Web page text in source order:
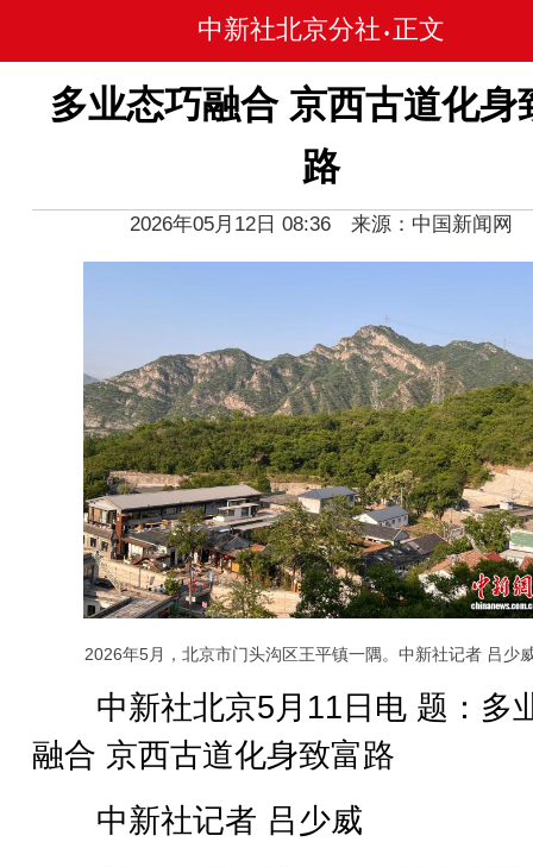
中新社北京分社 • 正文
多业态巧融合 京西古道化身
路
2026年05月12日 08:36 来源：中国新闻网
2026年5月，北京市门头沟区王平镇一隅。中新社记者 吕少
中新社北京5月11日电 题：多
融合 京西古道化身致富路
中新社记者 吕少威